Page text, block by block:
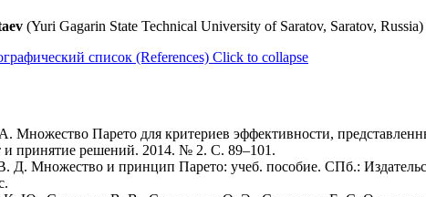
(Yuri Gagarin State Technical University of Saratov, Saratov,
список (References) Click to collapse
Множество Парето для критериев эффективности,
и принятие решений. 2014. № 2. С. 89–101.
Д. Множество и принцип Парето: учеб. пособие. СПб.: